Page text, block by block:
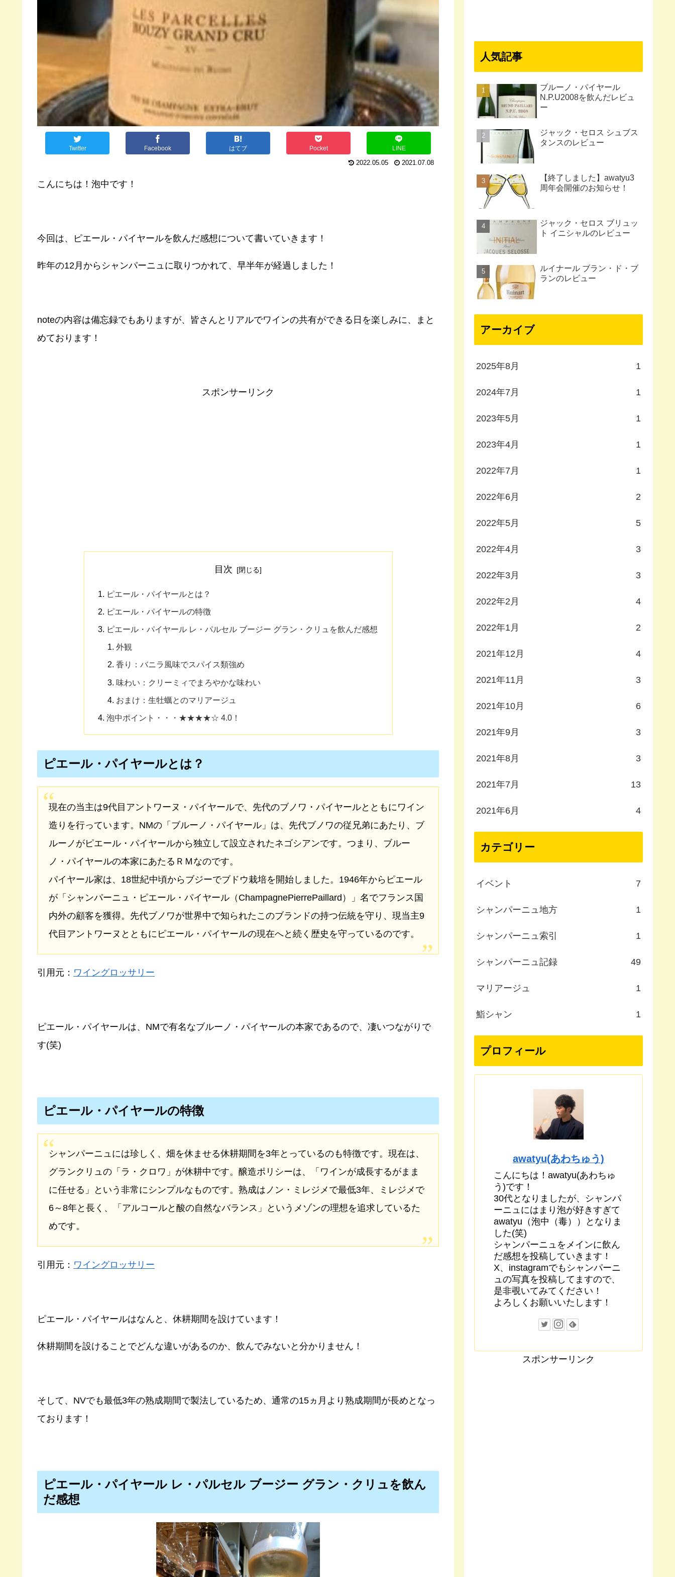
Twitter Facebook はてブ Pocket LINE
2022.05.05 2021.07.08
こんにちは！泡中です！
今回は、ピエール・パイヤールを飲んだ感想について書いていきます！
昨年の12月からシャンパーニュに取りつかれて、早半年が経過しました！
noteの内容は備忘録でもありますが、皆さんとリアルでワインの共有ができる日を楽しみに、まと
めております！
スポンサーリンク
目次
ピエール・パイヤールとは？
ピエール・パイヤールの特徴
ピエール・パイヤール レ・パルセル ブージー グラン・クリュを飲んだ感想
外観
香り：バニラ風味でスパイス類強め
味わい：クリーミィでまろやかな味わい
おまけ：生牡蠣とのマリアージュ
泡中ポイント・・・★★★★☆ 4.0！
ピエール・パイヤールとは？
現在の当主は9代目アントワーヌ・パイヤールで、先代のブノワ・パイヤールとともにワイン
造りを行っています。NMの「ブルーノ・パイヤール」は、先代ブノワの従兄弟にあたり、ブ
ルーノがピエール・パイヤールから独立して設立されたネゴシアンです。つまり、ブルー
ノ・パイヤールの本家にあたるＲＭなのです。
パイヤール家は、18世紀中頃からブジーでブドウ栽培を開始しました。1946年からピエール
が「シャンパーニュ・ピエール・パイヤール（ChampagnePierrePaillard）」名でフランス国
内外の顧客を獲得。先代ブノワが世界中で知られたこのブランドの持つ伝統を守り、現当主9
代目アントワーヌとともにピエール・パイヤールの現在へと続く歴史を守っているのです。
引用元： ワイングロッサリー
ピエール・パイヤールは、NMで有名なブルーノ・パイヤールの本家であるので、凄いつながりで
す(笑)
ピエール・パイヤールの特徴
シャンパーニュには珍しく、畑を休ませる休耕期間を3年とっているのも特徴です。現在は、
グランクリュの「ラ・クロワ」が休耕中です。醸造ポリシーは、「ワインが成長するがまま
に任せる」という非常にシンプルなものです。熟成はノン・ミレジメで最低3年、ミレジメで
6～8年と長く、「アルコールと酸の自然なバランス」というメゾンの理想を追求しているた
めです。
引用元： ワイングロッサリー
ピエール・パイヤールはなんと、休耕期間を設けています！
休耕期間を設けることでどんな違いがあるのか、飲んでみないと分かりません！
そして、NVでも最低3年の熟成期間で製法しているため、通常の15ヵ月より熟成期間が長めとなっ
ております！
ピエール・パイヤール レ・パルセル ブージー グラン・クリュを飲ん
だ感想
人気記事
ブルーノ・パイヤール
N.P.U2008を飲んだレビュ
ー
ジャック・セロス シュブス
タンスのレビュー
【終了しました】awatyu3
周年会開催のお知らせ！
ジャック・セロス ブリュッ
ト イニシャルのレビュー
ルイナール ブラン・ド・ブ
ランのレビュー
アーカイブ
2025年8月 1
2024年7月 1
2023年5月 1
2023年4月 1
2022年7月 1
2022年6月 2
2022年5月 5
2022年4月 3
2022年3月 3
2022年2月 4
2022年1月 2
2021年12月 4
2021年11月 3
2021年10月 6
2021年9月 3
2021年8月 3
2021年7月 13
2021年6月 4
カテゴリー
イベント 7
シャンパーニュ地方 1
シャンパーニュ索引 1
シャンパーニュ記録 49
マリアージュ 1
鮨シャン 1
プロフィール
awatyu(あわちゅう)
こんにちは！awatyu(あわちゅ
う)です！
30代となりましたが、シャンパ
ーニュにはまり泡が好きすぎて
awatyu（泡中（毒））となりま
した(笑)
シャンパーニュをメインに飲ん
だ感想を投稿していきます！
X、instagramでもシャンパーニ
ュの写真を投稿してますので、
是非覗いてみてください！
よろしくお願いいたします！
スポンサーリンク